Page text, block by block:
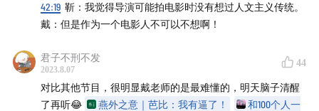
个女人》
给自己造成震撼的新知：索尼世界摄影大赛创意类
冠军是一个由人工智能合成的作品
42:19 靳：我觉得导演可能拍电影时没有想过人文主义传统。
戴：但是作为一个电影人不可以不想啊！
君子不刑不发
2023.8.07
44
对比其他节目，很明显戴老师的是最难懂的，明天脑子清醒
了再听😂
燕外之意｜芭比：我有逼了！
和100个人一